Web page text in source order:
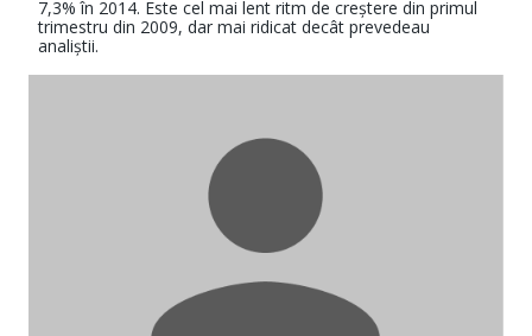
7,3% în 2014. Este cel mai lent ritm de creștere din primul
trimestru din 2009, dar mai ridicat decât prevedeau
analiștii.